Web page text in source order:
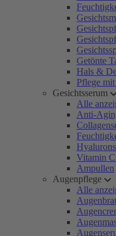
Getönte
Hals &
Pflege
Gesichtsserum
Alle
Anti-
Vitamin
Ampullen
Augenpflege
Alle